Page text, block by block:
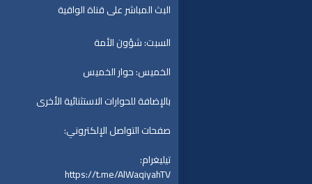
البث المباشر على قناة الواقية
السبت: شؤون الأمة
الخميس: حوار الخميس
بالإضافة للحوارات الاستثنائية الأخرى
صفحات التواصل الإلكتروني:
تيليغرام:
https://t.me/AlWaqiyahTV